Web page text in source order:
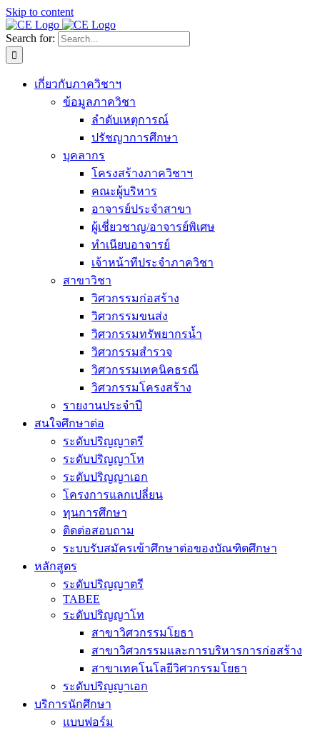
Skip to content
Search for:
เกี่ยวกับภาควิชาฯ
ข้อมูลภาควิชา
ลำดับเหตุการณ์
ปรัชญาการศึกษา
บุคลากร
โครงสร้างภาควิชาฯ
คณะผู้บริหาร
อาจารย์ประจำสาขา
ผู้เชี่ยวชาญ/อาจารย์พิเศษ
ทำเนียบอาจารย์
เจ้าหน้าทีประจำภาควิชา
สาขาวิชา
วิศวกรรมก่อสร้าง
วิศวกรรมขนส่ง
วิศวกรรมทรัพยากรน้ำ
วิศวกรรมสำรวจ
วิศวกรรมเทคนิคธรณี
วิศวกรรมโครงสร้าง
รายงานประจำปี
สนใจศึกษาต่อ
ระดับปริญญาตรี
ระดับปริญญาโท
ระดับปริญญาเอก
โครงการแลกเปลี่ยน
ทุนการศึกษา
ติดต่อสอบถาม
ระบบรับสมัครเข้าศึกษาต่อของบัณฑิตศึกษา
หลักสูตร
ระดับปริญญาตรี
TABEE
ระดับปริญญาโท
สาขาวิศวกรรมโยธา
สาขาวิศวกรรมและการบริหารการก่อสร้าง
สาขาเทคโนโลยีวิศวกรรมโยธา
ระดับปริญญาเอก
บริการนักศึกษา
แบบฟอร์ม